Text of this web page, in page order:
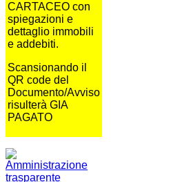
CARTACEO con
spiegazioni e
dettaglio immobili
e addebiti.
Scansionando il
QR code del
Documento/Avviso
risulterà GIA
PAGATO